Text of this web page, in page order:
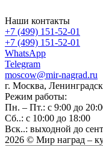
Наши контакты
+7 (499) 151-52-01
+7 (499) 151-52-01
WhatsApp
Telegram
moscow@mir-nagrad.ru
г. Москва,
Режим работы:
Пн. – Пт.: с 9:00 до
Сб..: с 10:00 до 18:00
Вск..: выходной до
2026 © Мир наград –